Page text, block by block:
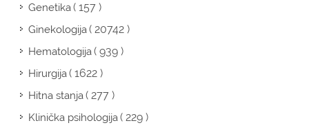
Genetika( 157 )
Ginekologija( 20742 )
Hematologija( 939 )
Hirurgija( 1622 )
Hitna stanja( 277 )
Klinička psihologija( 229 )